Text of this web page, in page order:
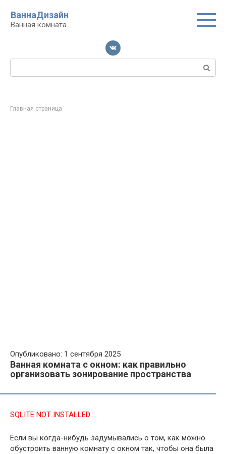
контенту
ВаннаДизайн
Ванная комната
Поиск:
Главная страница
Опубликовано: 1 сентября 2025
Ванная комната с окном: как правильно
организовать зонирование пространства
SQLITE NOT INSTALLED
Если вы когда-нибудь задумывались о том, как можно
обустроить ванную комнату с окном так, чтобы она была